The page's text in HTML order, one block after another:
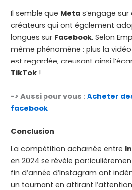
Il semble que Meta s’engage
créateurs qui ont également
longues sur Facebook. Selon
même phénomène : plus la
est regardée, creusant ainsi
TikTok !
-> Aussi pour vous :Acheter
facebook
Conclusion
La compétition acharnée entre
en 2024 se révèle
fin d’année d’Instagram ont
un tournant en attirant